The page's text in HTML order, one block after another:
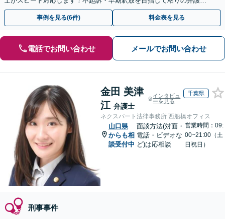
動を行います。
事例を見る(6件) 料金表を見る
電話でお問い合わせ メールでお問い合わせ
金田 美津
江 弁護士
インタビュ
ーを見る
千葉県
ネクスパート法律事務所 西船橋オフィス
山口県
からも相
談受付中
面談方法(対面・
電話・ビデオな
ど)は応相談
営業時間：09:
00~21:00（土
日祝日）
刑事事件